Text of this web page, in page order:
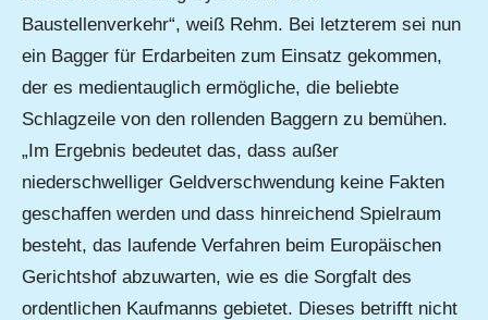
Baustellenverkehr“, weiß Rehm. Bei letzterem sei nun
ein Bagger für Erdarbeiten zum Einsatz gekommen,
der es medientauglich ermögliche, die beliebte
Schlagzeile von den rollenden Baggern zu bemühen.
„Im Ergebnis bedeutet das, dass außer
niederschwelliger Geldverschwendung keine Fakten
geschaffen werden und dass hinreichend Spielraum
besteht, das laufende Verfahren beim Europäischen
Gerichtshof abzuwarten, wie es die Sorgfalt des
ordentlichen Kaufmanns gebietet. Dieses betrifft nicht